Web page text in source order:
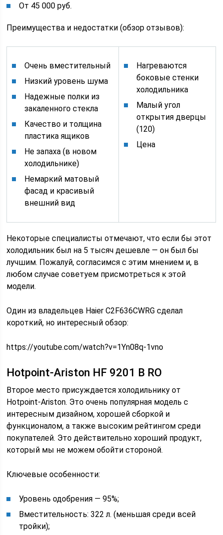
От 45 000 руб.
Преимущества и недостатки (обзор отзывов):
Очень вместительный
Низкий уровень шума
Надежные полки из
закаленного стекла
Качество и толщина
пластика ящиков
Не запаха (в новом
холодильнике)
Немаркий матовый
фасад и красивый
внешний вид
Нагреваются
боковые стенки
холодильника
Малый угол
открытия дверцы
(120)
Цена
Некоторые специалисты отмечают, что если бы этот
холодильник был на 5 тысяч дешевле ― он был бы
лучшим. Пожалуй, согласимся с этим мнением и, в
любом случае советуем присмотреться к этой
модели.
Один из владельцев Haier C2F636CWRG сделал
короткий, но интересный обзор:
https://youtube.com/watch?v=1Yn08q-1vno
Hotpoint-Ariston HF 9201 B RO
Второе место присуждается холодильнику от
Hotpoint-Ariston. Это очень популярная модель с
интересным дизайном, хорошей сборкой и
функционалом, а также высоким рейтингом среди
покупателей. Это действительно хороший продукт,
который мы не можем обойти стороной.
Ключевые особенности:
Уровень одобрения ― 95%;
Вместительность: 322 л. (меньшая среди всей
тройки);